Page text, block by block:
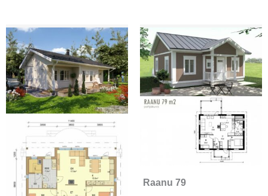
Raanu 79